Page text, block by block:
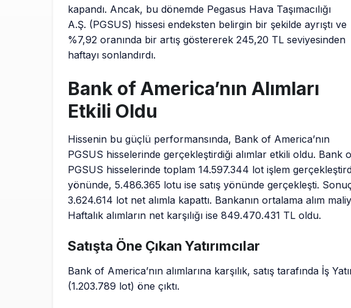
kapandı. Ancak, bu dönemde Pegasus Hava Taşımacılığı
A.Ş. (PGSUS) hissesi endeksten belirgin bir şekilde ayrıştı ve
%7,92 oranında bir artış göstererek 245,20 TL seviyesinden
haftayı sonlandırdı.
Bank of America’nın Alımları
Etkili Oldu
Hissenin bu güçlü performansında, Bank of America’nın
PGSUS hisselerinde gerçekleştirdiği alımlar etkili oldu. Bank
PGSUS hisselerinde toplam 14.597.344 lot işlem
yönünde, 5.486.365 lotu ise satış yönünde gerçekleşti.
3.624.614 lot net alımla kapattı. Bankanın ortalama alım
Haftalık alımların net karşılığı ise 849.470.431 TL oldu.
Satışta Öne Çıkan Yatırımcılar
Bank of America’nın alımlarına karşılık, satış tarafında İş
(1.203.789 lot) öne çıktı.